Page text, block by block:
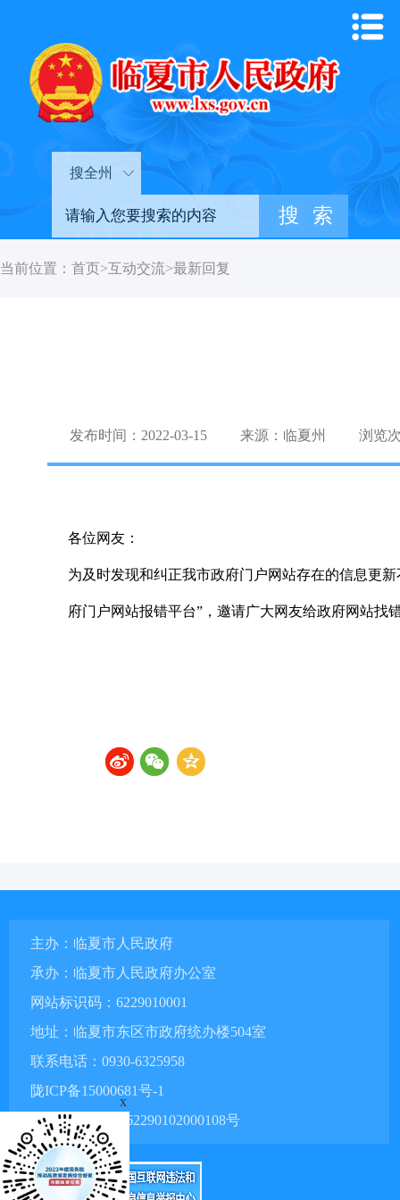
搜全州
当前位置： 首页>互动交流>最新回复
发布时间：2022-03-15 来源：临夏州 浏览
各位网友：
为及时发现和纠正我市政府门户网站存在的信息更
府门户网站报错平台”，邀请广大网友给政府网站
主办：临夏市人民政府
承办：临夏市人民政府办公室
网站标识码：6229010001
地址：临夏市东区市政府统办楼504室
联系电话：0930-6325958
陇ICP备15000681号-1
甘公网安备 62290102000108号
x